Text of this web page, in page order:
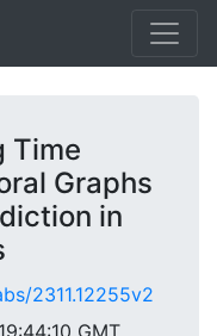
Time
Graphs
in
2311.12255v2
GMT